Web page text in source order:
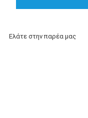
Ελάτε στην παρέα μας